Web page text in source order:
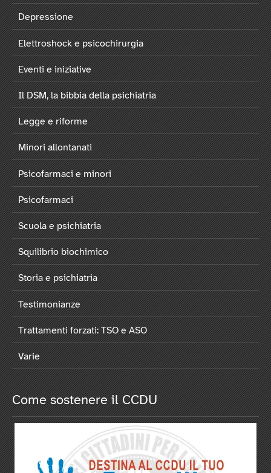
Depressione
Elettroshock e psicochirurgia
Eventi e iniziative
Il DSM, la bibbia della psichiatria
Legge e riforme
Minori allontanati
Psicofarmaci e minori
Psicofarmaci
Scuola e psichiatria
Squilibrio biochimico
Storia e psichiatria
Testimonianze
Trattamenti forzati: TSO e ASO
Varie
Come sostenere il CCDU